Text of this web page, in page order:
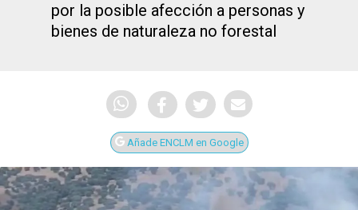
por la posible afección a personas y
bienes de naturaleza no forestal
Añade ENCLM en Google